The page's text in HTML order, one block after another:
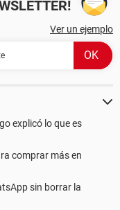
Ver un ejemplo
explicó lo que es
comprar más en
sin borrar la